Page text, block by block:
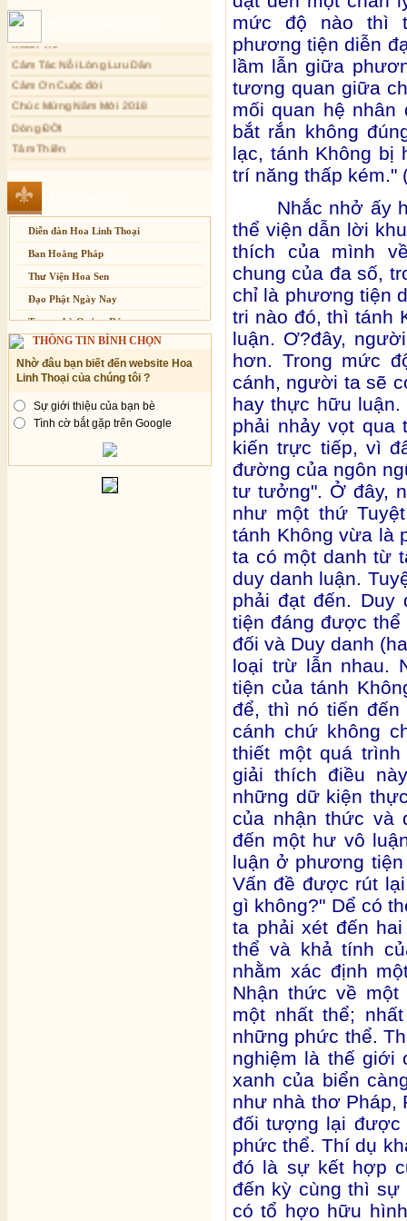
Sự thương-ghét của con người
Cải đạo: Nguyên nhân & giải pháp
Nỗi lòng của các bệnh nhân nghèo
An Giang: Tịnh thất Quy Nguyên
phát quà từ thiện tại xã Cư Yang
Tịnh xá Ngọc Đăng khai giảng Thiền
dành cho Người bận rộn
Xuân Thi
Cảm Tác Nỗi Lòng Lưu Dân
Cảm Ơn Cuộc đời
Chúc Mừng Năm Mới 2018
Dòng ĐỜI
Tâm Thiền
Chuông Ngân
Anh không chết đâu em
Kiếp này
Diễn đàn Hoa Linh Thoại
Ban Hoằng Pháp
Thư Viện Hoa Sen
Đạo Phật Ngày Nay
Trang nhà Quảng Đức
Báo Giác Ngộ
Vesak 2014
THÔNG TIN BÌNH CHỌN
Nhờ đâu bạn biết đến website Hoa
Linh Thoại của chúng tôi ?
Sự giới thiệu của bạn bè
Tình cờ bắt gặp trên Google
mức độ nào thì
phương tiện diễn
lầm lẫn giữa
tương quan giữa
mối quan hệ nhân
bắt rắn không
lạc, tánh Không bị
trí năng thấp kém."
Nhắc nhở ấy
thể viện dẫn lời
thích của mình
chung của đa số,
chỉ là phương tiện
tri nào đó, thì tánh
luận. Ơ?đây,
hơn. Trong mức
cánh, người ta sẽ
hay thực hữu
phải nhảy vọt qua
kiến trực tiếp, vì
đường của ngôn
tư tưởng". Ở đây,
như một thứ
tánh Không vừa là
ta có một danh từ
duy danh luận.
phải đạt đến. Duy
tiện đáng được thể
đối và Duy danh
loại trừ lẫn nhau.
tiện của tánh
để, thì nó tiến
cánh chứ không
thiết một quá
giải thích điều
những dữ kiện
của nhận thức và
đến một hư vô
luận ở phương
Vấn đề được rút
gì không?" Dể có
ta phải xét đến
thể và khả tính
nhằm xác định
Nhận thức về
một nhất thể;
những phức thể.
nghiệm là thế giới
xanh của biển
như nhà thơ Pháp,
đối tượng lại được
phức thể. Thí dụ
đó là sự kết hợp
đến kỳ cùng thì sự
có tổ hợo hữu